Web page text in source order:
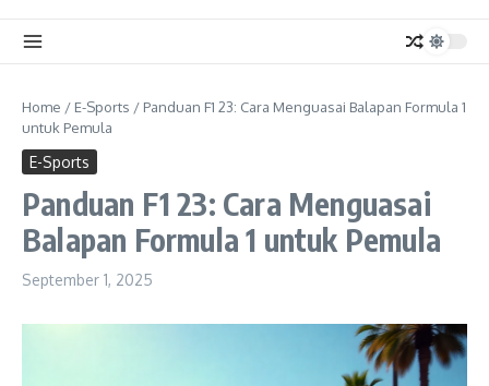
Home / E-Sports / Panduan F1 23: Cara Menguasai Balapan Formula 1
untuk Pemula
E-Sports
Panduan F1 23: Cara Menguasai
Balapan Formula 1 untuk Pemula
September 1, 2025